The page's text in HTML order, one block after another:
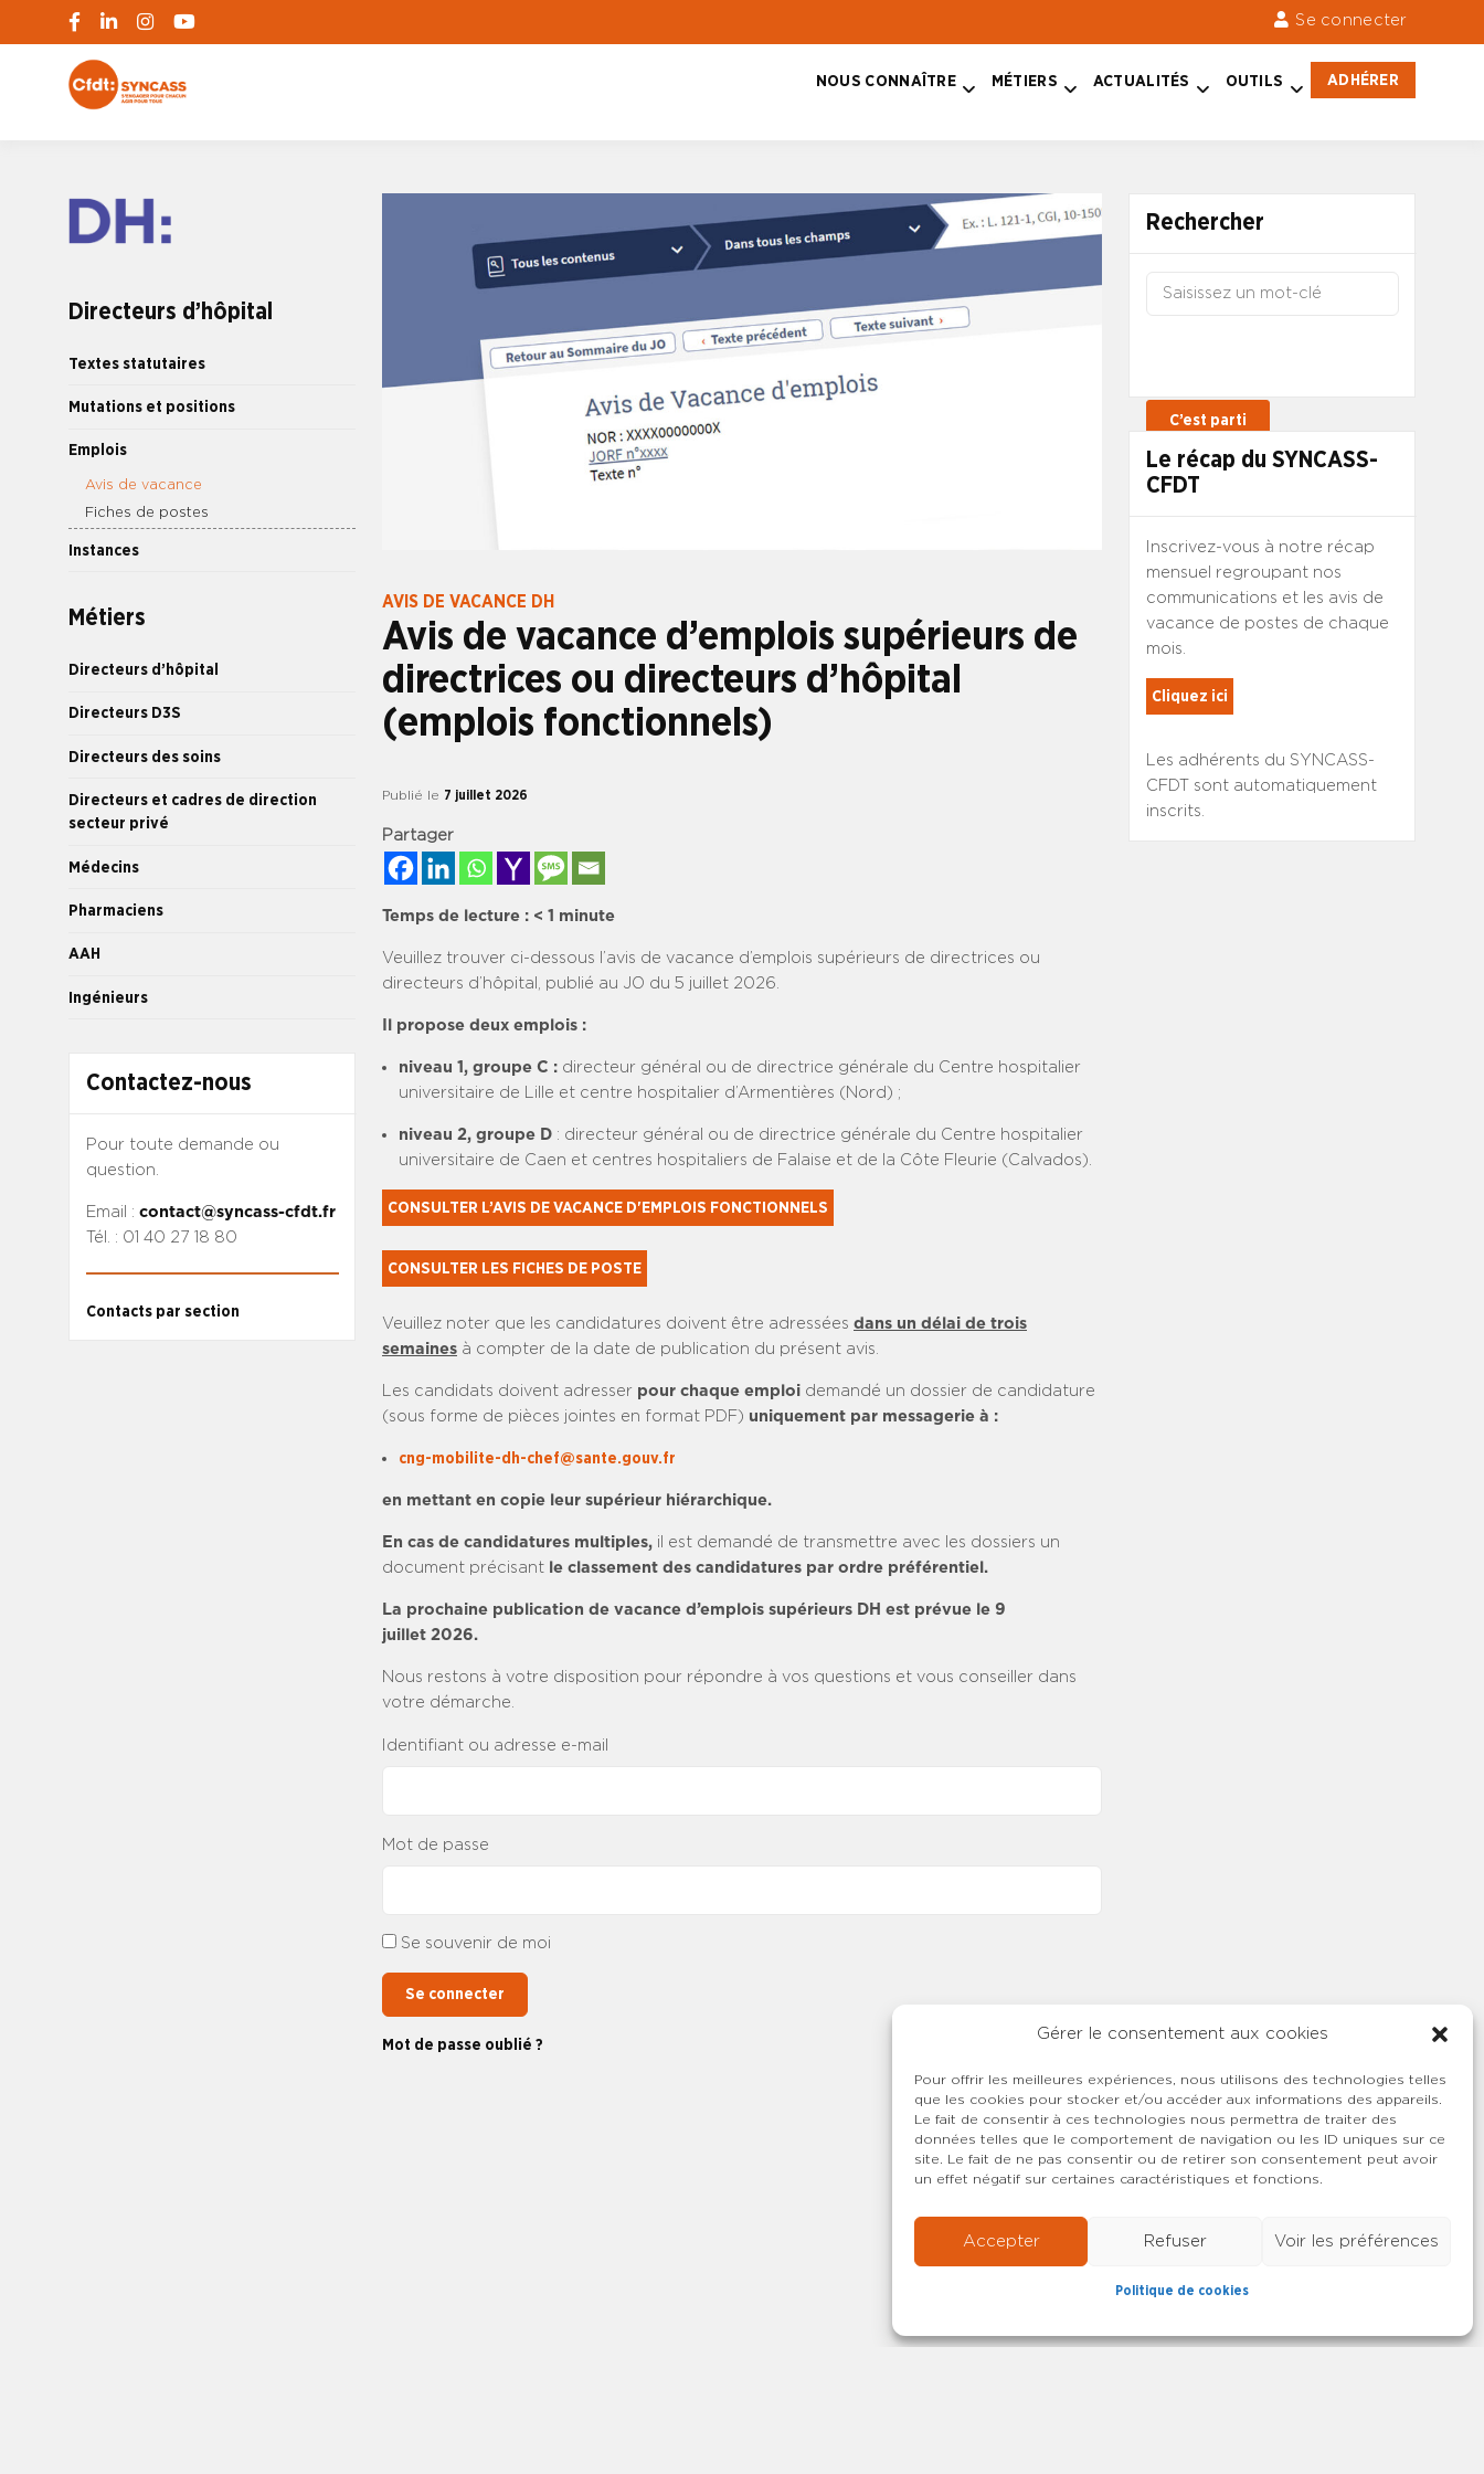
Gérer le consentement aux cookies
Pour offrir les meilleures expériences, nous utilisons des technologies telles
que les cookies pour stocker et/ou accéder aux informations des appareils.
Le fait de consentir à ces technologies nous permettra de traiter des
données telles que le comportement de navigation ou les ID uniques sur ce
site. Le fait de ne pas consentir ou de retirer son consentement peut avoir
un effet négatif sur certaines caractéristiques et fonctions.
Accepter Refuser Voir les préférences
Politique de cookies
Se connecter
NOUS CONNAÎTRE MÉTIERS ACTUALITÉS OUTILS ADHÉRER
Directeurs d’hôpital
Textes statutaires
Mutations et positions
Emplois
Avis de vacance
Fiches de postes
Instances
Métiers
Directeurs d’hôpital
Directeurs D3S
Directeurs des soins
Directeurs et cadres de direction
secteur privé
Médecins
Pharmaciens
AAH
Ingénieurs
Contactez-nous
Pour toute demande ou
question.
Email : contact@syncass-cfdt.fr
Tél. : 01 40 27 18 80
Contacts par section
AVIS DE VACANCE DH
Avis de vacance d’emplois supérieurs de
directrices ou directeurs d’hôpital
(emplois fonctionnels)
Publié le 7 juillet 2026
Partager
Temps de lecture : < 1 minute
Veuillez trouver ci-dessous l’avis de vacance d’emplois supérieurs de directrices ou
directeurs d’hôpital, publié au JO du 5 juillet 2026.
Il propose deux emplois :
niveau 1, groupe C : directeur général ou de directrice générale du Centre hospitalier
universitaire de Lille et centre hospitalier d’Armentières (Nord) ;
niveau 2, groupe D : directeur général ou de directrice générale du Centre hospitalier
universitaire de Caen et centres hospitaliers de Falaise et de la Côte Fleurie (Calvados).
CONSULTER L’AVIS DE VACANCE D'EMPLOIS FONCTIONNELS
CONSULTER LES FICHES DE POSTE
Veuillez noter que les candidatures doivent être adressées dans un délai de trois
semaines à compter de la date de publication du présent avis.
Les candidats doivent adresser pour chaque emploi demandé un dossier de candidature
(sous forme de pièces jointes en format PDF) uniquement par messagerie à :
cng-mobilite-dh-chef@sante.gouv.fr
en mettant en copie leur supérieur hiérarchique.
En cas de candidatures multiples, il est demandé de transmettre avec les dossiers un
document précisant le classement des candidatures par ordre préférentiel.
La prochaine publication de vacance d’emplois supérieurs DH est prévue le 9
juillet 2026.
Nous restons à votre disposition pour répondre à vos questions et vous conseiller dans
votre démarche.
Identifiant ou adresse e-mail
Mot de passe
Se souvenir de moi
Se connecter
Mot de passe oublié ?
Rechercher
Le récap du SYNCASS-
CFDT
Inscrivez-vous à notre récap
mensuel regroupant nos
communications et les avis de
vacance de postes de chaque
mois.
Cliquez ici
Les adhérents du SYNCASS-
CFDT sont automatiquement
inscrits.